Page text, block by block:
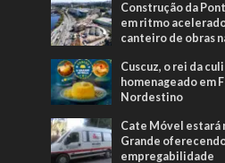
Construção da
em ritmo
canteiro de obras
Cuscuz, o rei da
homenageado em
Nordestino
Cate Móvel estará
Grande
empregabilidade